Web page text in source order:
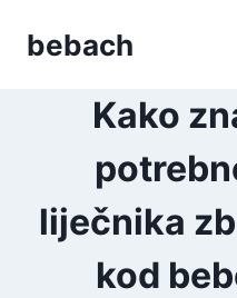
bebach
Kako
liječnika
kod